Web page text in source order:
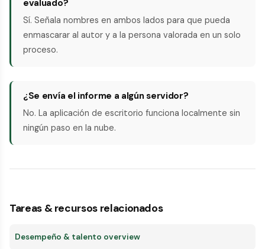
evaluado?
Sí. Señala nombres en ambos lados para que pueda
enmascarar al autor y a la persona valorada en un solo
proceso.
¿Se envía el informe a algún servidor?
No. La aplicación de escritorio funciona localmente sin
ningún paso en la nube.
Tareas & recursos relacionados
Desempeño & talento overview